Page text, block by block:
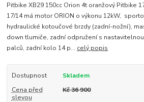
Pitbike XB29 150cc Orion 4t oranžový Pitbike
17/14 má motor ORION o výkonu 12kW,
hydraulické kotoučové brzdy (zadní-nožní),
down tlumiče, zadní odpružení s
palců, zadní kolo 14 p... celý popis
Dostupnost
Skladem
Cena před
slevou
Kč 36 900